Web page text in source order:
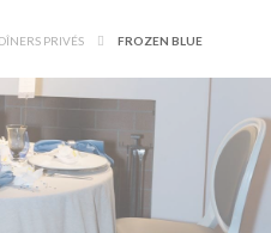
DÎNERS PRIVÉS FROZEN BLUE